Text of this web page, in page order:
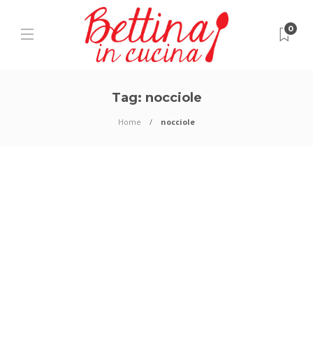
0
Tag: nocciole
Home nocciole